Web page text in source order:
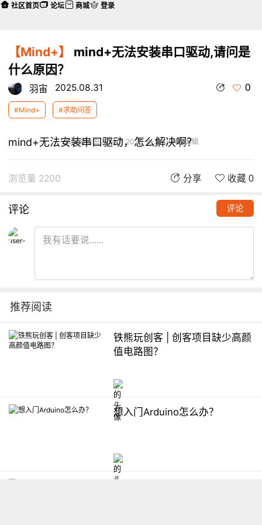
【Mind+】
mind+无法安装串口驱动,请问是
什么原因？
羽宙 2025.08.31 0
#Mind+ #求助问答
本帖最后由 羽宙 于 2025-8-31 09:56 编辑
mind+无法安装串口驱动，怎么解决啊？
浏览量 2200 分享 收藏 0
评论 评论
推荐阅读
铁熊玩创客 | 创客项目缺少高颜
值电路图？
想入门Arduino怎么办？
社区首页 论坛 商城 登录